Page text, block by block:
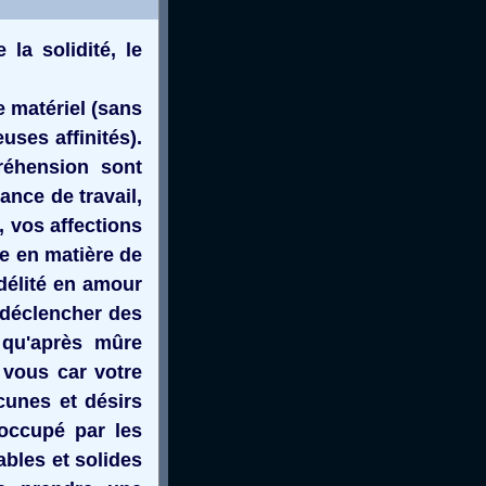
la solidité, le
matériel (sans
affinités).
sont
de travail,
vos affections
en matière de
en amour
des
mûre
car votre
et désirs
par les
et solides